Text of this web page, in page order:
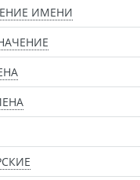
ИМЕНИ